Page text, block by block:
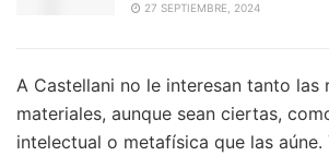
27 SEPTIEMBRE, 2024
A Castellani no le interesan tanto las
materiales, aunque sean ciertas,
intelectual o metafísica que las